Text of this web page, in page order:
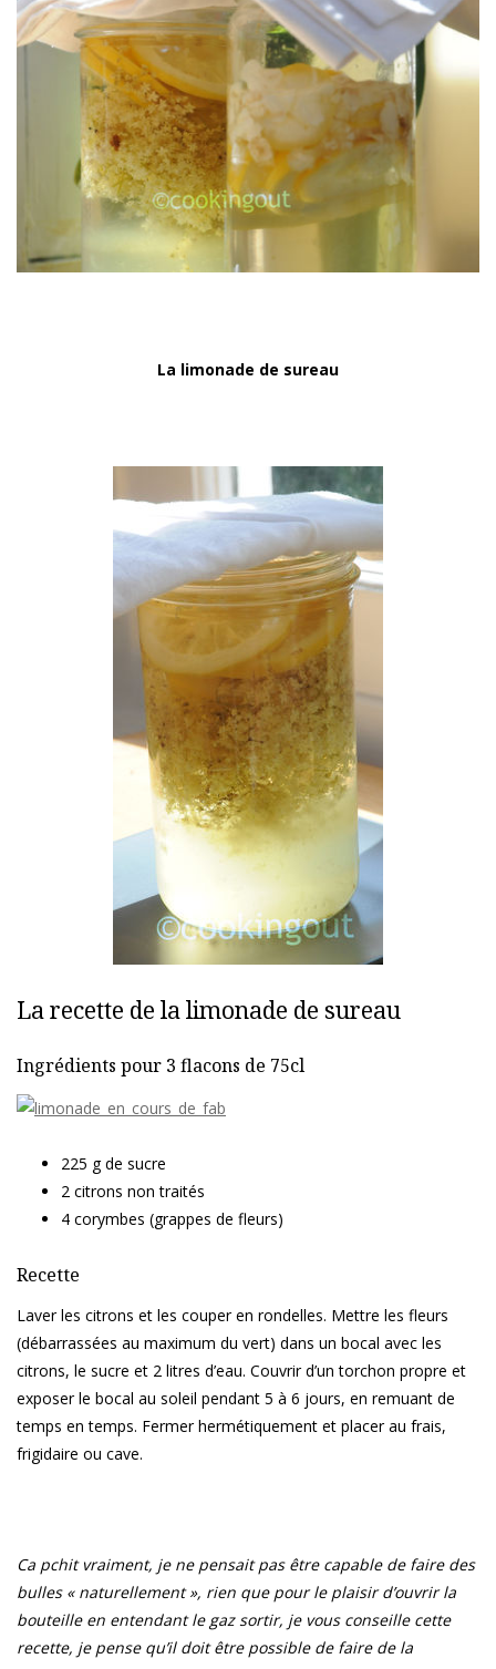
La limonade de sureau
La recette de la limonade de sureau
Ingrédients pour 3 flacons de 75cl
225 g de sucre
2 citrons non traités
4 corymbes (grappes de fleurs)
Recette
Laver les citrons et les couper en rondelles. Mettre les fleurs
(débarrassées au maximum du vert) dans un bocal avec les
citrons, le sucre et 2 litres d’eau. Couvrir d’un torchon propre et
exposer le bocal au soleil pendant 5 à 6 jours, en remuant de
temps en temps. Fermer hermétiquement et placer au frais,
frigidaire ou cave.
Ca pchit vraiment, je ne pensait pas être capable de faire des
bulles « naturellement », rien que pour le plaisir d’ouvrir la
bouteille en entendant le gaz sortir, je vous conseille cette
recette, je pense qu’il doit être possible de faire de la